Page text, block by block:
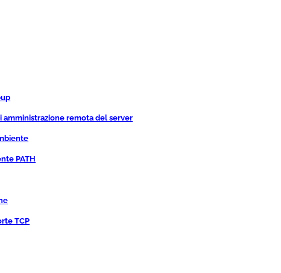
remota del server
PATH
TCP